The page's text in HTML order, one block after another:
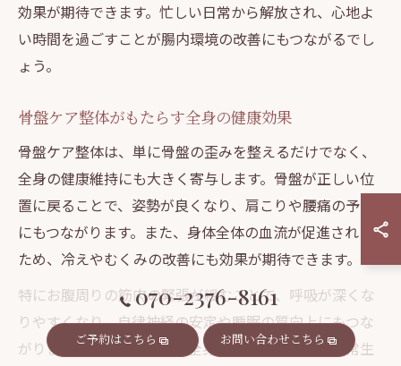
効果が期待できます。忙しい日常から解放され、心地よ
い時間を過ごすことが腸内環境の改善にもつながるでし
ょう。
骨盤ケア整体がもたらす全身の健康効果
骨盤ケア整体は、単に骨盤の歪みを整えるだけでなく、
全身の健康維持にも大きく寄与します。骨盤が正しい位
置に戻ることで、姿勢が良くなり、肩こりや腰痛の予防
にもつながります。また、身体全体の血流が促進される
ため、冷えやむくみの改善にも効果が期待できます。
特にお腹周りの筋肉の緊張が緩むことで、呼吸が深くな
りやすくなり、自律神経の安定や睡眠の質向上にもつな
がります。整体施術後は「全身が軽くなった」「日常生
070-2376-8161
ご予約はこちら お問い合わせこちら